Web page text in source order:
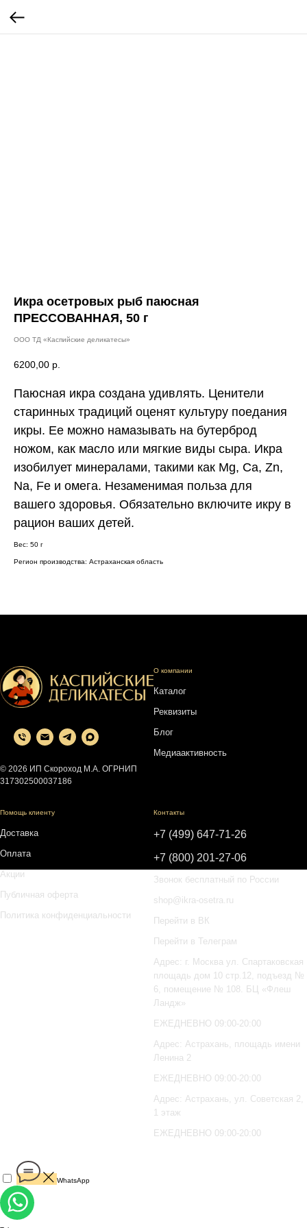
Икра осетровых рыб паюсная
ПРЕССОВАННАЯ, 50 г
ООО ТД «Каспийские деликатесы»
6200,00 р.
Паюсная икра создана удивлять. Ценители
старинных традиций оценят культуру поедания
икры. Ее можно намазывать на бутерброд
ножом, как масло или мягкие виды сыра. Икра
изобилует минералами, такими как Mg, Ca, Zn,
Na, Fe и омега. Незаменимая польза для
вашего здоровья. Обязательно включите икру в
рацион ваших детей.
Вес: 50 г
Регион производства: Астраханская область
© 2026 ИП Скороход М.А. ОГРНИП
317302500037186
О компании
Каталог
Реквизиты
Блог
Медиаактивность
Помощь клиенту
Доставка
Оплата
Акции
Публичная оферта
Политика конфиденциальности
Контакты
+7 (499) 647-71-26
+7 (800) 201-27-06
Звонок бесплатный по России
shop@ikra-osetra.ru
Перейти в ВК
Перейти в Телеграм
Адрес: г. Москва ул. Спартаковская
площадь дом 10 стр.12, подъезд №
6, помещение № 108. БЦ «Флеш
Ландж»
ЕЖЕДНЕВНО 09:00-20:00
Адрес: Астрахань, площадь имени
Ленина 2
ЕЖЕДНЕВНО 09:00-20:00
Адрес: Астрахань, ул. Советская 2,
1 этаж
ЕЖЕДНЕВНО 09:00-20:00
WhatsApp